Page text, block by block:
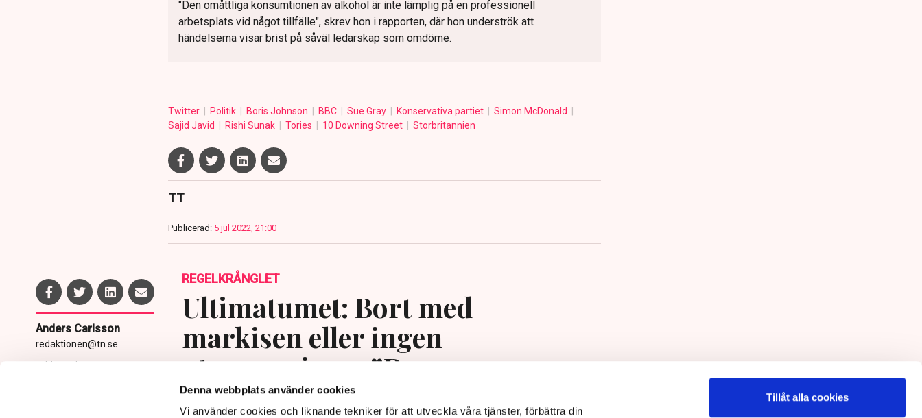
Denna webbplats använder cookies
Vi använder cookies och liknande tekniker för att utveckla våra tjänster, förbättra din
Tillåt alla cookies
"Den omåttliga konsumtionen av alkohol är inte lämplig på en professionell
arbetsplats vid något tillfälle", skrev hon i rapporten, där hon underströk att
händelserna visar brist på såväl ledarskap som omdöme.
Twitter Politik Boris Johnson BBC Sue Gray Konservativa partiet
Simon McDonald
Sajid Javid
Rishi Sunak Tories 10 Downing Street Storbritannien
TT
Publicerad: 5 jul 2022, 21:00
Anders Carlsson
redaktionen@tn.se
Publicerad:
REGELKRÅNGLET
Ultimatumet: Bort med
markisen eller ingen
uteservering – ”Rena
utpressningssituationen”